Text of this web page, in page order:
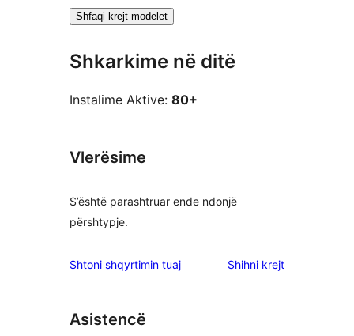
Shfaqi krejt modelet
Shkarkime në ditë
Instalime Aktive: 80+
Vlerësime
S’është parashtruar ende ndonjë
përshtypje.
Shtoni shqyrtimin tuaj Shihni krejtshqyrtimet
Asistencë